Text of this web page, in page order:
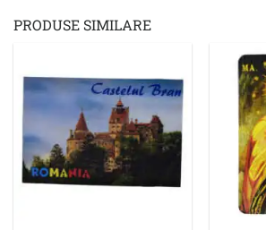
PRODUSE SIMILARE